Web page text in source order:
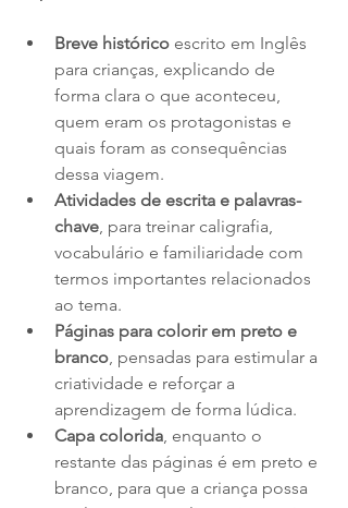
Breve histórico escrito em Inglês
para crianças, explicando de
forma clara o que aconteceu,
quem eram os protagonistas e
quais foram as consequências
dessa viagem.
Atividades de escrita e palavras-
chave, para treinar caligrafia,
vocabulário e familiaridade com
termos importantes relacionados
ao tema.
Páginas para colorir em preto e
branco, pensadas para estimular a
criatividade e reforçar a
aprendizagem de forma lúdica.
Capa colorida, enquanto o
restante das páginas é em preto e
branco, para que a criança possa